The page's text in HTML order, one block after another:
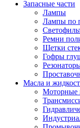
Запасные части
Лампы
Лампы по
Ремни
Щетки
Гофры
Масла и
Моторные